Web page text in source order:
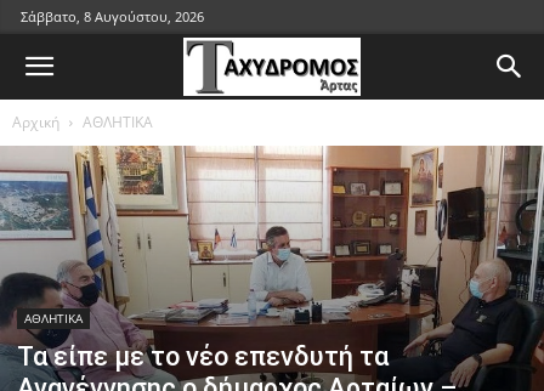
Σάββατο, 8 Αυγούστου, 2026
Αρχική ΑΘΛΗΤΙΚΑ
ΑΘΛΗΤΙΚΑ
Τα είπε με το νέο επενδυτή τα